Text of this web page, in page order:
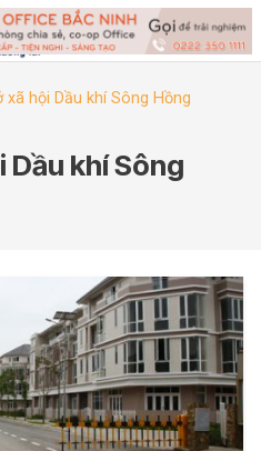
xã hội Dầu khí Sông Hồng
Dầu khí Sông